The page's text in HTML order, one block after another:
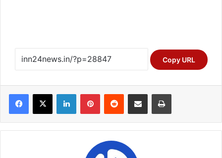
Copy URL
Facebook
X LinkedInPinterestReddit Share via Email Print